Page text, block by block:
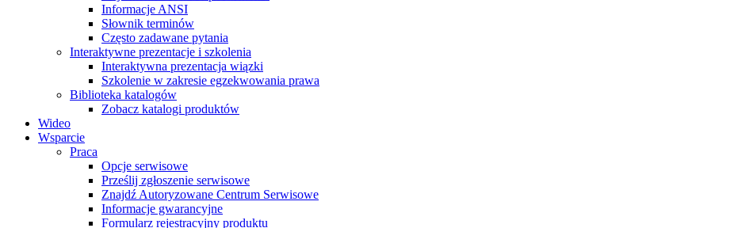
Informacje ANSI
Słownik terminów
Często zadawane pytania
Interaktywne prezentacje i szkolenia
Interaktywna prezentacja wiązki
Szkolenie w zakresie egzekwowania prawa
Biblioteka katalogów
Zobacz katalogi produktów
Wideo
Wsparcie
Praca
Opcje serwisowe
Prześlij zgłoszenie serwisowe
Znajdź Autoryzowane Centrum Serwisowe
Informacje gwarancyjne
Formularz rejestracyjny produktu